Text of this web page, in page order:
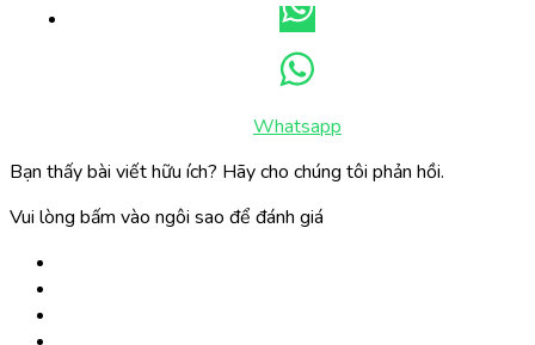
Whatsapp
Bạn thấy bài viết hữu ích? Hãy cho chúng tôi phản hồi.
Vui lòng bấm vào ngôi sao để đánh giá